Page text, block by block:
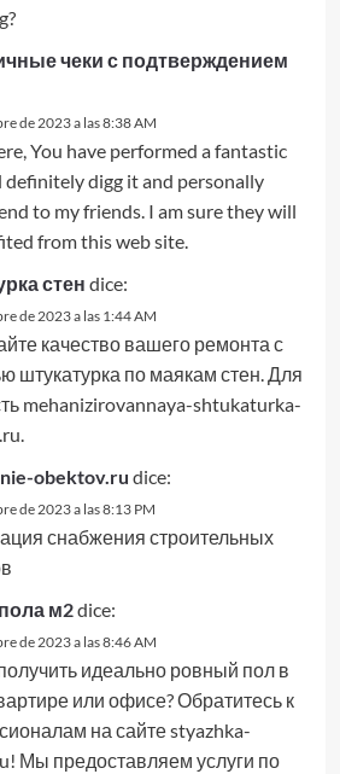
чеки с подтверждением
de 2023 a las 8:38 AM
You have performed a fantastic
definitely digg it and personally
to my friends. I am sure they will
from this web site.
стен dice:
de 2023 a las 1:44 AM
качество вашего ремонта с
штукатурка по маякам стен. Для
mehanizirovannaya-shtukaturka-
obektov.ru dice:
de 2023 a las 8:13 PM
снабжения строительных
м2dice:
de 2023 a las 8:46 AM
идеально ровный пол в
или офисе? Обратитесь к
на сайте styazhka-
Мы предоставляем услуги по